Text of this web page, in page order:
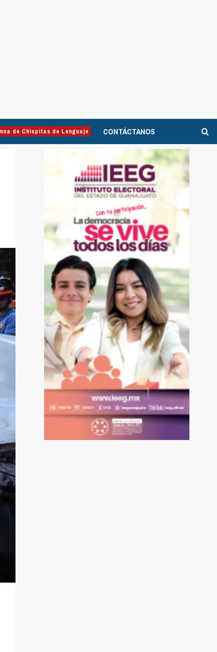
de Chispitas de Lenguaje CONTÁCTANOS